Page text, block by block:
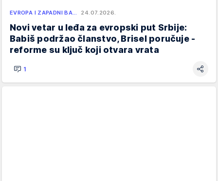
EVROPA I ZAPADNI BA… 24.07.2026.
Novi vetar u leđa za evropski put Srbije:
Babiš podržao članstvo, Brisel poručuje -
reforme su ključ koji otvara vrata
1